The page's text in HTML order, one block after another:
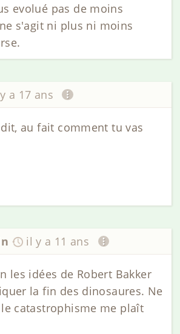
evolué pas de moins
s'agit ni plus ni moins
a 17 ans
au fait comment tu vas
il y a 11 ans
les idées de Robert Bakker
la fin des dinosaures. Ne
catastrophisme me plaît